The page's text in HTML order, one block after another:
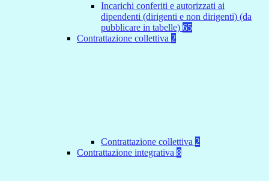
Incarichi conferiti e autorizzati ai
dipendenti (dirigenti e non dirigenti) (da
pubblicare in tabelle) 65
Contrattazione collettiva 2
Contrattazione collettiva 2
Contrattazione integrativa 8